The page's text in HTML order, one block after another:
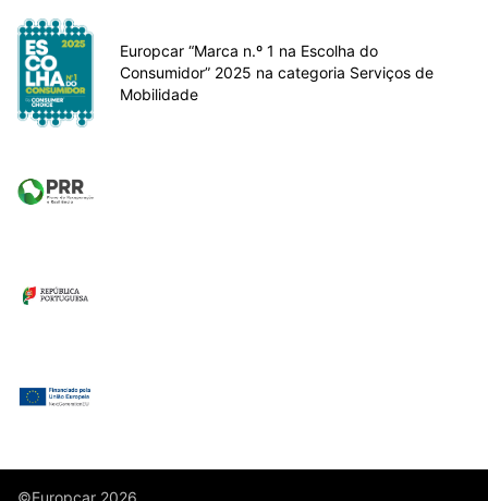
Europcar “Marca n.º 1 na Escolha do
Consumidor” 2025 na categoria Serviços de
Mobilidade